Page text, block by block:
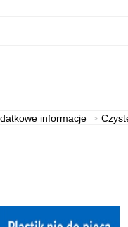
informacje